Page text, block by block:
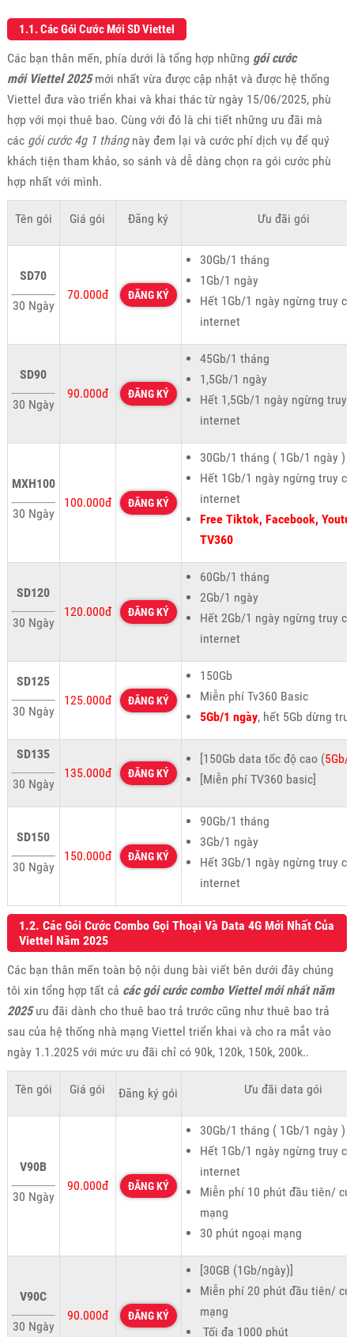
1.1. Các Gói Cước Mới SD Viettel
Các bạn thân mến, phía dưới là tổng hợp những gói cước
mới Viettel 2025mới nhất vừa được cập nhật và được hệ thống
Viettel đưa vào triển khai và khai thác từ ngày 15/06/2025, phù
hợp với mọi thuê bao. Cùng với đó là chi tiết những ưu đãi mà
các gói cước 4g 1 thángnày đem lại và cước phí dịch vụ để quý
khách tiện tham khảo, so sánh và dễ dàng chọn ra gói cước phù
hợp nhất với mình.
Tên gói Giá gói Đăng ký Ưu đãi gói
SD70
30 Ngày
70.000đ ĐĂNG KÝ
30Gb/1 tháng
1Gb/1 ngày
Hết 1Gb/1 ngày ngừng truy
internet
SD90
30 Ngày
90.000đ ĐĂNG KÝ
45Gb/1 tháng
1,5Gb/1 ngày
Hết 1,5Gb/1 ngày ngừng truy
internet
MXH100
30 Ngày
100.000đ ĐĂNG KÝ
30Gb/1 tháng ( 1Gb/1 ngày )
Hết 1Gb/1 ngày ngừng truy
internet
Free Tiktok, Facebook,
TV360
SD120
30 Ngày
120.000đ ĐĂNG KÝ
60Gb/1 tháng
2Gb/1 ngày
Hết 2Gb/1 ngày ngừng truy
internet
SD125
30 Ngày
125.000đ ĐĂNG KÝ
150Gb
Miễn phí Tv360 Basic
5Gb/1 ngày, hết 5Gb dừng
SD135
30 Ngày
135.000đ ĐĂNG KÝ
[150Gb data tốc độ cao (5Gb/
[Miễn phí TV360 basic]
SD150
30 Ngày
150.000đ ĐĂNG KÝ
90Gb/1 tháng
3Gb/1 ngày
Hết 3Gb/1 ngày ngừng truy
internet
1.2. Các Gói Cước Combo Gọi Thoại Và Data 4G Mới Nhất Của
Viettel Năm 2025
Các bạn thân mến toàn bộ nội dung bài viết bên dưới đây chúng
tôi xin tổng hợp tất cả các gói cước combo Viettel mới nhất năm
2025ưu đãi dành cho thuê bao trả trước cũng như thuê bao trả
sau của hệ thống nhà mạng Viettel triển khai và cho ra mắt vào
ngày 1.1.2025 với mức ưu đãi chỉ có 90k, 120k, 150k, 200k..
Tên gói Giá gói Đăng ký gói Ưu đãi data gói
V90B
30 Ngày
90.000đ ĐĂNG KÝ
30Gb/1 tháng ( 1Gb/1 ngày )
Hết 1Gb/1 ngày ngừng truy
internet
Miễn phí 10 phút đầu tiên/
mạng
30 phút ngoại mạng
V90C
30 Ngày
90.000đ ĐĂNG KÝ
[30GB (1Gb/ngày)]
Miễn phí 20 phút đầu tiên/
mạng
Tối đa 1000 phút